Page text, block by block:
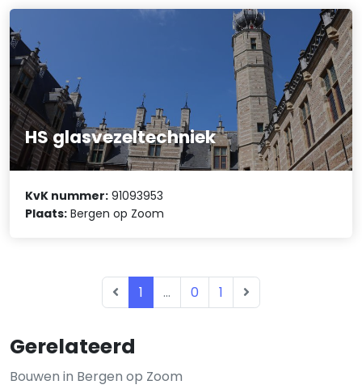
Gerelateerd
Bouwen in Bergen op Zoom
HS glasvezeltechniek
KvK nummer: 91093953
Plaats: Bergen op Zoom
1 ... 0 1